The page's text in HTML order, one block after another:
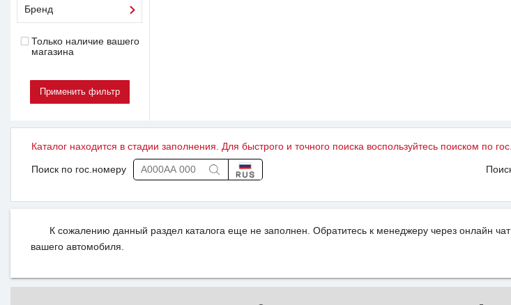
Бренд
Только наличие вашего
магазина
Каталог находится в стадии заполнения. Для быстрого и точного поиска воспользуйтесь поиском по
Поиск по гос.номеру
К сожалению данный раздел каталога еще не заполнен. Обратитесь к менеджеру через онлайн
вашего автомобиля.